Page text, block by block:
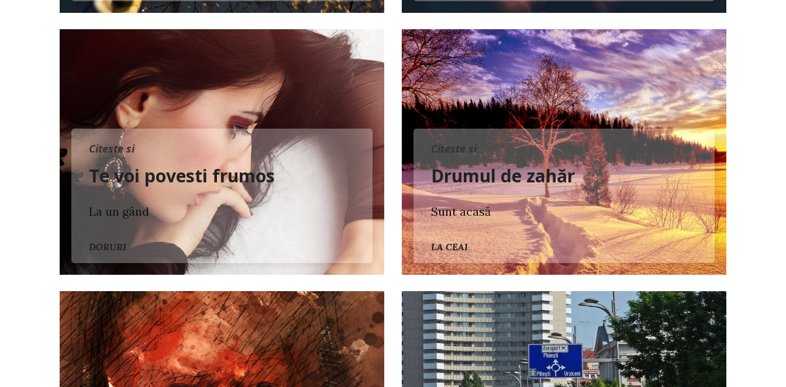
Citeste si
Te voi povesti frumos
La un gând
DORURI
Citeste si
Drumul de zahăr
Sunt acasă
LA CEAI